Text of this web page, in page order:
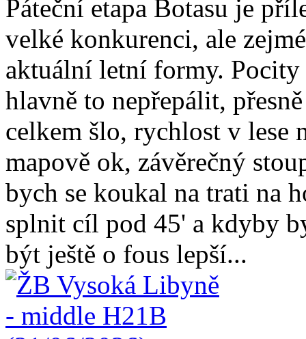
Páteční etapa Botasu je
velké konkurenci, ale
aktuální letní formy.
hlavně to nepřepálit,
celkem šlo, rychlost v lese
mapově ok, závěrečný
bych se koukal na trati na
splnit cíl pod 45' a kdyby
být ještě o fous lepší...